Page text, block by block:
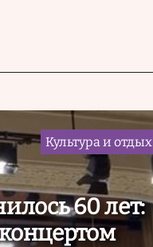
Культура и отдых
60 лет: